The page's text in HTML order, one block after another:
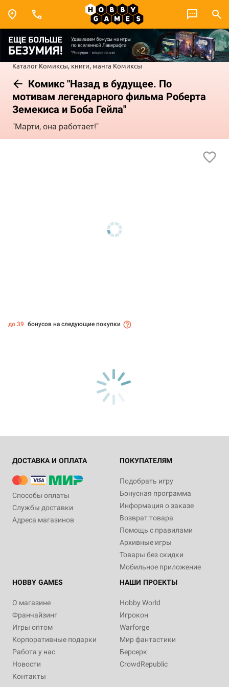
Каталог Комиксы, книги, манга Комиксы
Комикс "Назад в будущее. По
мотивам легендарного фильма Роберта
Земекиса и Боба Гейла"
"Марти, она работает!"
до 39 бонусов на следующие покупки
ДОСТАВКА И ОПЛАТА
Способы оплаты
Службы доставки
Адреса магазинов
ПОКУПАТЕЛЯМ
Подобрать игру
Бонусная программа
Информация о заказе
Возврат товара
Помощь с правилами
Архивные игры
Товары без скидки
Мобильное приложение
HOBBY GAMES
О магазине
Франчайзинг
Игры оптом
Корпоративные подарки
Работа у нас
Новости
Контакты
НАШИ ПРОЕКТЫ
Hobby World
Игрокон
Warforge
Мир фантастики
Берсерк
CrowdRepublic